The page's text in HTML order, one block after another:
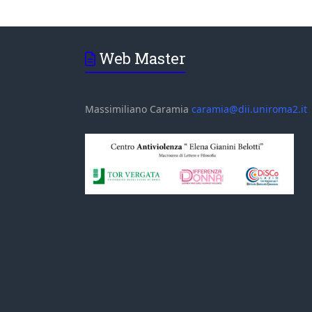
Web Master
Massimiliano Caramia caramia@dii.uniroma2.it